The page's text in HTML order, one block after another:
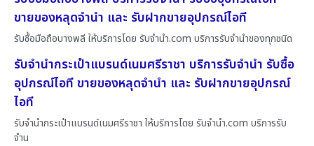
ขายของหลุดจำนำ และ รับฝากขายอุปกรณ์ไอที
รับซื้อมือถือบางพลี ให้บริการโดย รับจํานํา.com บริการรับจำนำของทุกชนิด
รับจำนำกระเป๋าแบรนด์เนมศรีราชา บริการรับจำนำ รับซื้อ
อุปกรณ์ไอที ขายของหลุดจำนำ และ รับฝากขายอุปกรณ์
ไอที
รับจำนำกระเป๋าแบรนด์เนมศรีราชา ให้บริการโดย รับจํานํา.com บริการรับ
จำน